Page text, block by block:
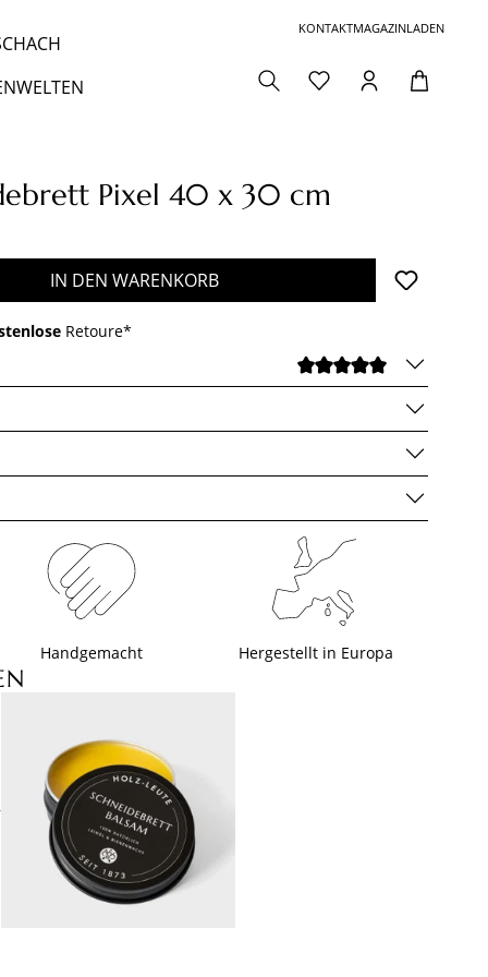
KONTAKTMAGAZINLADEN
Pixel 40 x 30 cm
gewünschten Wert ein oder benutze
IN DEN WARENKORB
Retoure*
Handgemacht Hergestellt in Europa